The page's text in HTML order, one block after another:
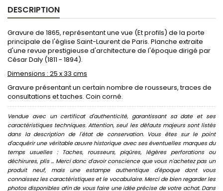
DESCRIPTION
Gravure de 1865, représentant une vue (Et profils) de la porte
principale de l'église Saint-Laurent de Paris. Planche extraite
d'une revue prestigieuse d'architecture de l'époque dirigé par
César Daly (1811 - 1894).
Dimensions : 25 x 33 cms
Gravure présentant un certain nombre de rousseurs, traces de
consultations et taches. Coin corné.
Vendue avec un certificat d'authenticité, garantissant sa date et ses
caractéristiques techniques. Attention, seul les défauts majeurs sont listés
dans la description de l'état de conservation. Vous êtes sur le point
d'acquérir une véritable œuvre historique avec ses éventuelles marques du
temps usuelles : Taches, rousseurs, piqûres, légères perforations ou
déchirures, plis ... Merci donc d'avoir conscience que vous n'achetez pas un
produit neuf, mais une estampe authentique d'époque dont vous
connaissez les caractéristiques et le vocabulaire. Merci de bien regarder les
photos disponibles afin de vous faire une idée précise de votre achat. Dans